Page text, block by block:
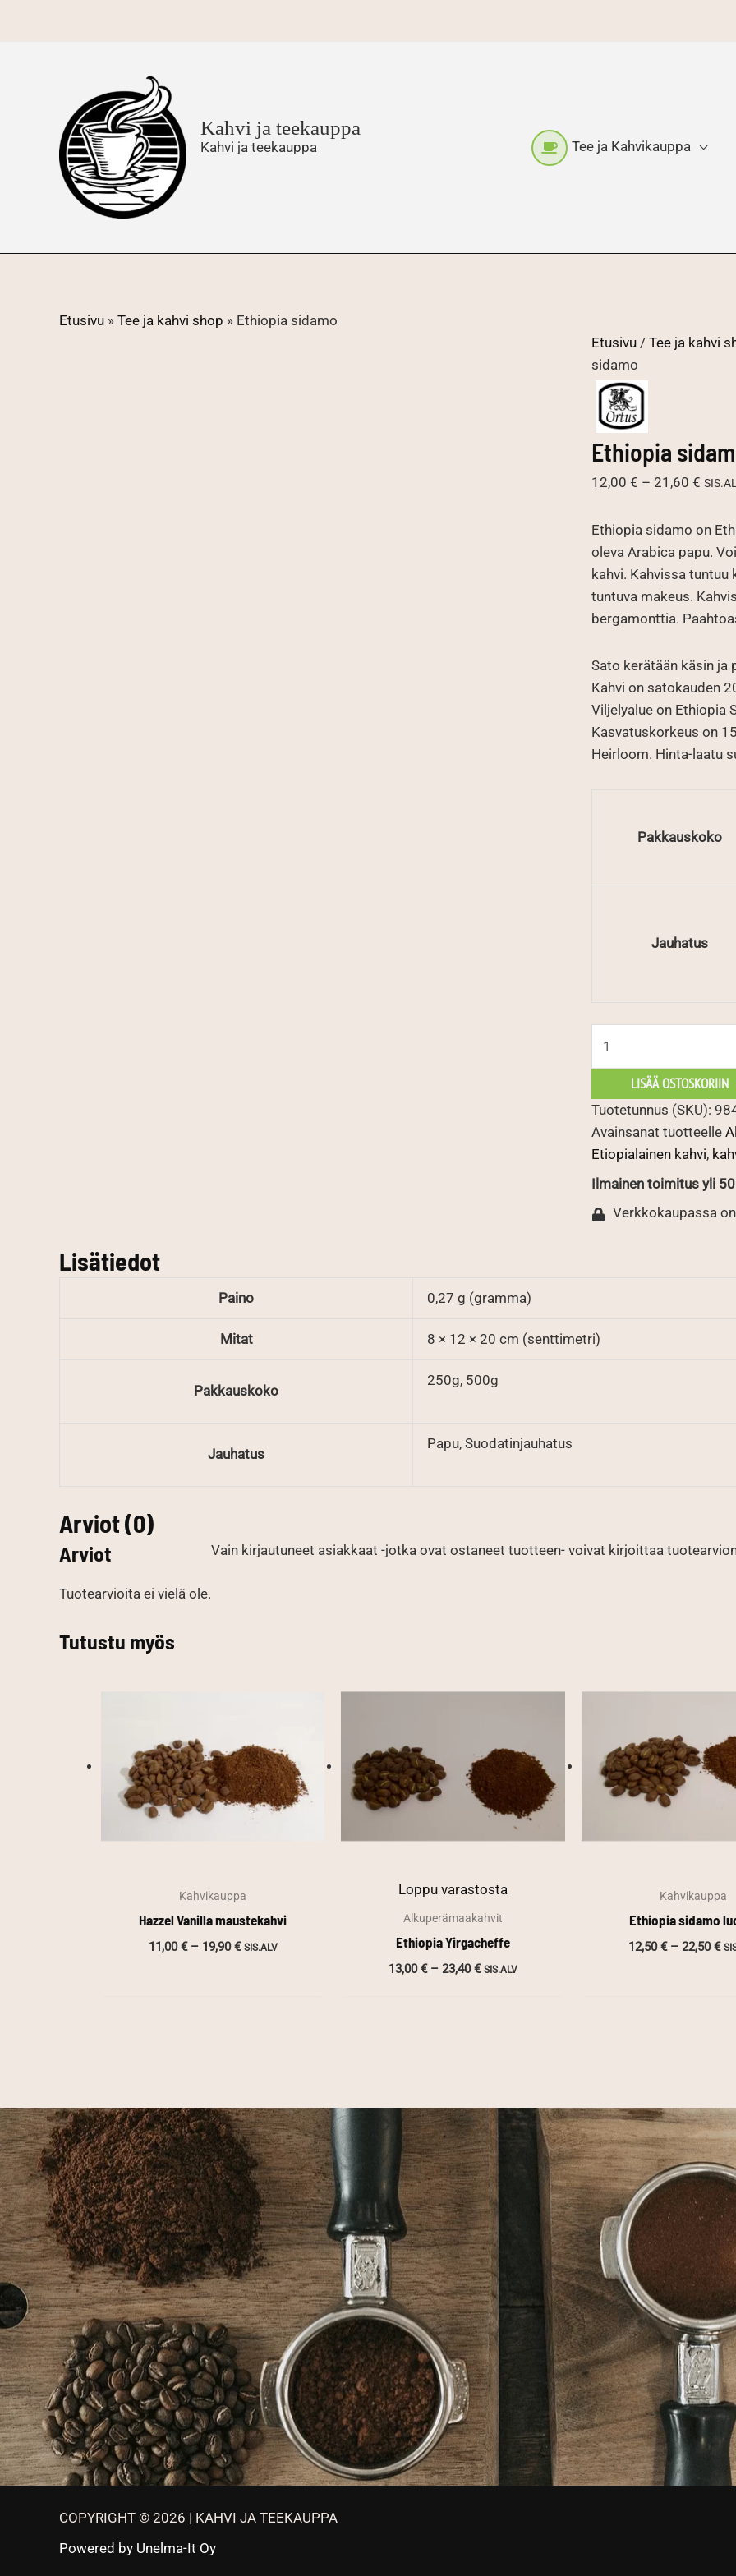
Kahvi ja teekauppa
Kahvi ja teekauppa Tee ja Kahvikauppa
Etusivu » Tee ja kahvi shop » Ethiopia sidamo
Etusivu / Tee ja kahvi
sidamo
Ethiopia
12,00 € – 21,60 €
-
Ethiopia sidamo on
oleva Arabica papu.
kahvi. Kahvissa
tuntuva makeus.
bergamonttia.
Sato kerätään käsin ja
Kahvi on satokauden
Viljelyalue on Ethiopia
Kasvatuskorkeus on
Heirloom. Hinta-laatu
Pakkauskoko
Jauhatus
sidamo
LISÄÄ OSTOSKORIIN
Tuotetunnus (SKU):
Avainsanat tuotteelle
Etiopialainen kahvi,
Ilmainen toimitus yli
Verkkokaupassa
Lisätiedot
Paino 0,27 g (gramma)
Mitat 8 × 12 × 20 cm (senttimetri)
Pakkauskoko
250g, 500g
Jauhatus
Papu, Suodatinjauhatus
Arviot (0)
Arviot
Tuotearvioita ei vielä ole.
Vain kirjautuneet asiakkaat -jotka ovat ostaneet tuotteen- voivat kirjoittaa
Tutustu myös
Kahvikauppa
Hazzel Vanilla maustekahvi
11,00€ – 19,90€Hintaluokka:
SIS.ALV
Loppu varastosta
Alkuperämaakahvit
Ethiopia Yirgacheffe
13,00€ – 23,40€Hintaluokka:
SIS.ALV
Kahvikauppa
Ethiopia sidamo
12,50€ – 22,50€
COPYRIGHT © 2026 | KAHVI JA TEEKAUPPA
Powered by Unelma-It Oy